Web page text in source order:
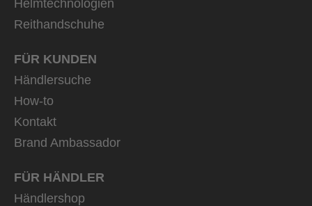
Helmtechnologien
Reithandschuhe
FÜR KUNDEN
Händlersuche
How-to
Kontakt
Brand Ambassador
FÜR HÄNDLER
Händlershop